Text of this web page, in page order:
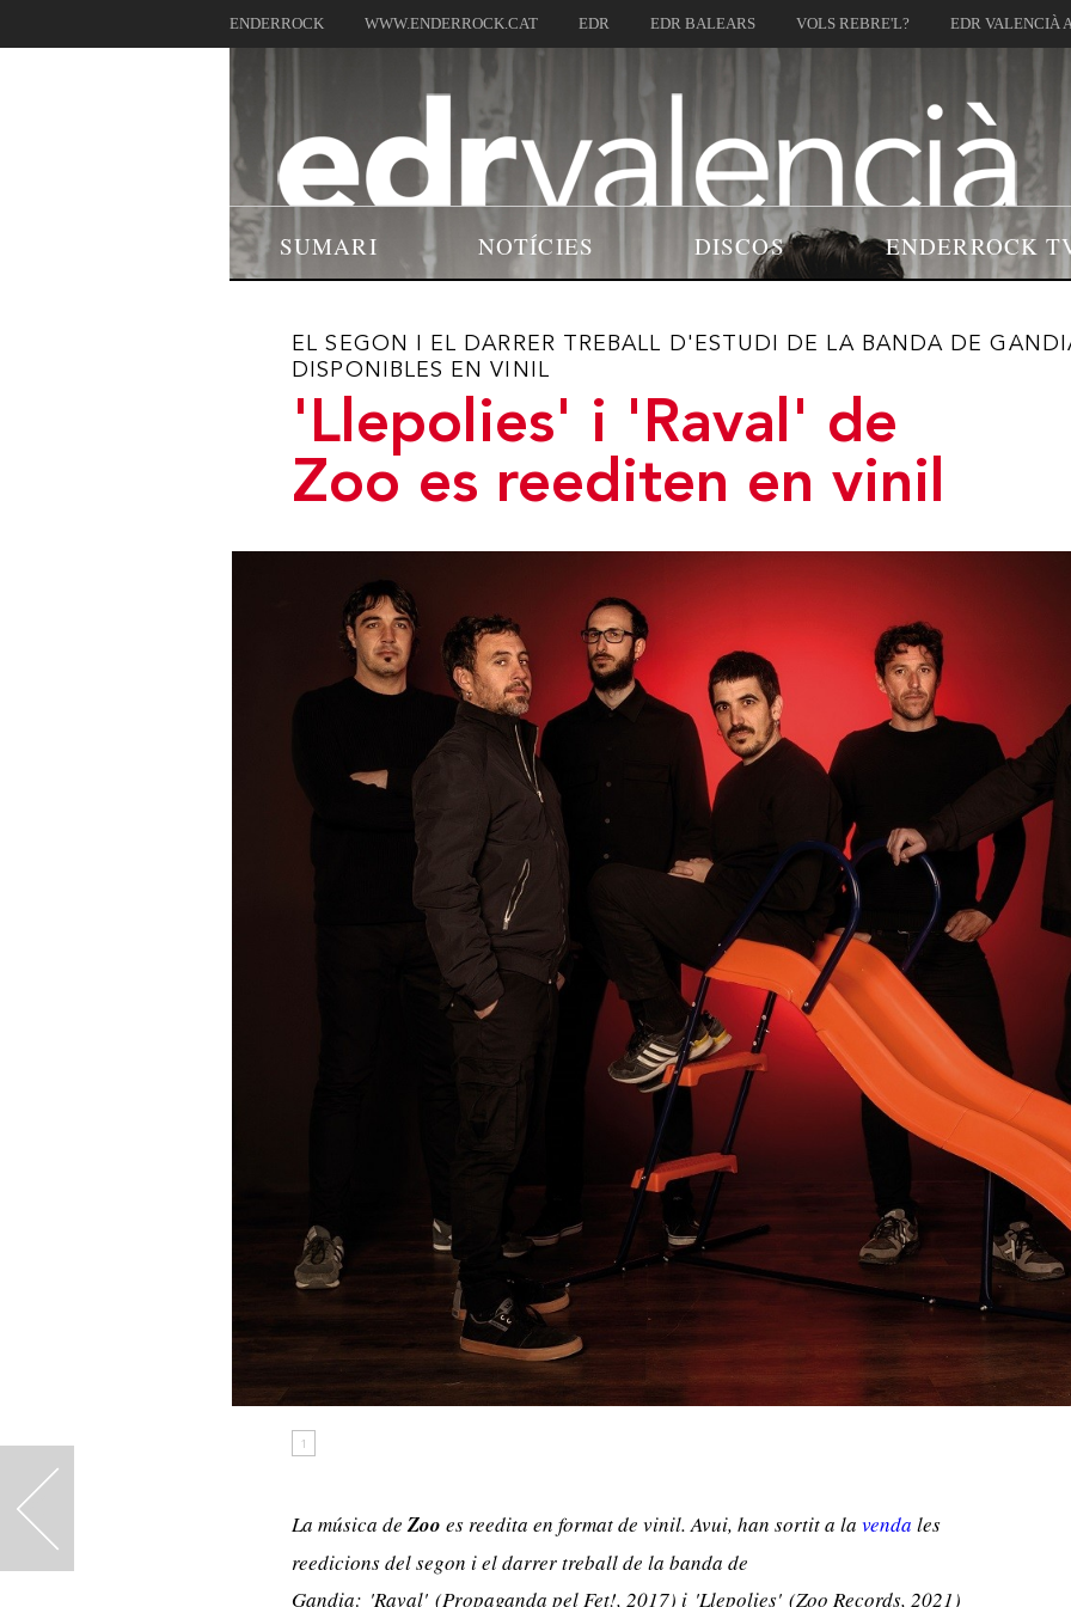
ENDERROCK WWW.ENDERROCK.CAT EDR EDR BALEARS VOLS REBRE'L? EDR VALENCIÀ
SUMARI NOTÍCIES DISCOS ENDERROCK
<
EL SEGON I EL DARRER TREBALL D'ESTUDI DE LA BANDA DE
DISPONIBLES EN VINIL
'Llepolies' i 'Raval' de
Zoo es reediten en vinil
1
La música deZoo es reedita en format de vinil. Avui, han sortit a lavenda les
reedicions del segon i el darrer treball de la banda de
Gandia: 'Raval'(Propaganda pel Fet!, 2017) i 'Llepolies'(Zoo Records, 2021)